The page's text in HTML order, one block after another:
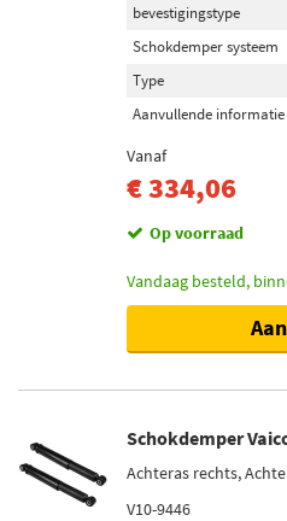
bevestigingstype
Schokdemper systeem
Type
Aanvullende informatie
Vanaf
€ 334,06
Op voorraad
Vandaag besteld,
Schokdemper
Achteras rechts,
V10-9446